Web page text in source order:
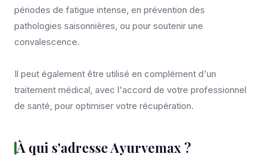
périodes de fatigue intense, en prévention des
pathologies saisonnières, ou pour soutenir une
convalescence.
Il peut également être utilisé en complément d'un
traitement médical, avec l'accord de votre professionnel
de santé, pour optimiser votre récupération.
À qui s'adresse Ayurvemax ?